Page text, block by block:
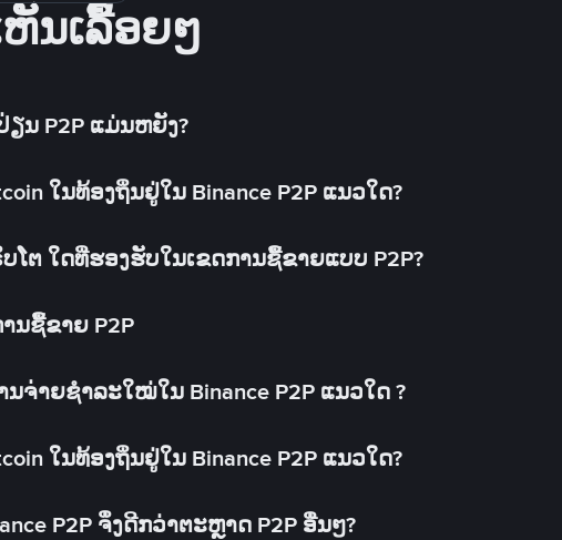
ນເລື້ອຍໆ
ນ P2P ແມ່ນຫຍັງ?
ໃນທ້ອງຖິ່ນຢູ່ໃນ Binance P2P ແນວໃດ?
ໂຕ ໃດທີ່ຮອງຮັບໃນເຂດການຊື້ຂາຍແບບ P2P?
ຊື້ຂາຍ P2P
ຈ່າຍຊຳລະໃໝ່ໃນ Binance P2P ແນວໃດ ?
ໃນທ້ອງຖິ່ນຢູ່ໃນ Binance P2P ແນວໃດ?
P2P ຈຶ່ງດີກວ່າຕະຫຼາດ P2P ອື່ນໆ?